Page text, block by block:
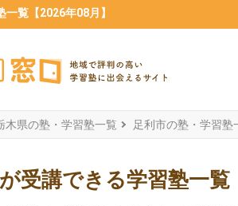
覧【2026年08月】
木県の塾・学習塾一覧 足利市の塾・学習塾
受講できる学習塾一覧